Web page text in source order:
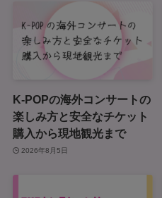
K-POPの海外コンサートの
楽しみ方と安全なチケット
購入から現地観光まで
2026年8月5日